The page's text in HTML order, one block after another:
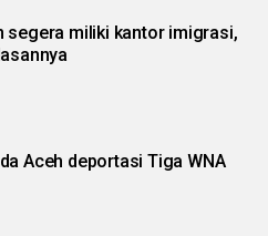
segera miliki kantor imigrasi,
Aceh deportasi Tiga WNA